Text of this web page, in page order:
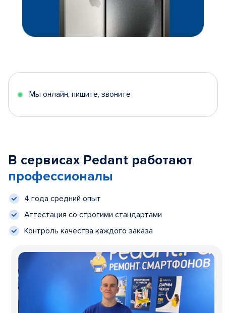
Мы онлайн, пишите, звоните
В сервисах Pedant работают
профессионалы
4 года средний опыт
Аттестация со строгими стандартами
Контроль качества каждого заказа